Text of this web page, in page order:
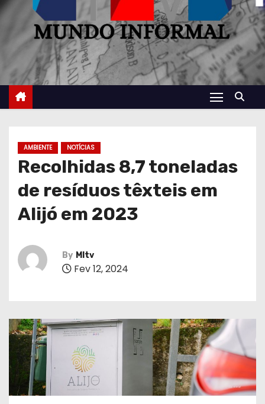
AMBIENTE NOTÍCIAS
Recolhidas 8,7 toneladas
de resíduos têxteis em
Alijó em 2023
By MItv
Fev 12, 2024